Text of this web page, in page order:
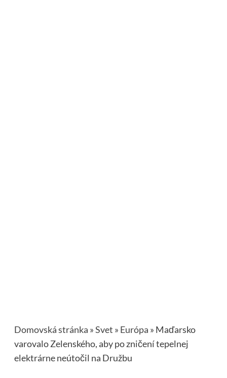
Domovská stránka »Svet » Európa » Maďarsko
varovalo Zelenského, aby po zničení tepelnej
elektrárne neútočil na Družbu